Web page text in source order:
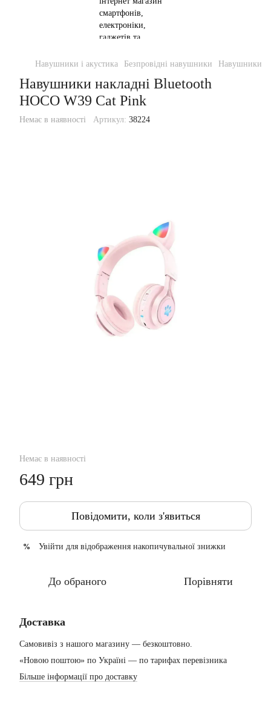
Навушники і акустика Безпровідні навушники Навушники
Навушники накладні Bluetooth
HOCO W39 Cat Pink
Немає в наявності Артикул: 38224
Немає в наявності
649 грн
Повідомити, коли з'явиться
% Увійти для відображення накопичувальної знижки
До обраного Порівняти
Доставка
Самовивіз з нашого магазину — безкоштовно.
«Новою поштою» по Україні — по тарифах перевізника
Більше інформації про доставку